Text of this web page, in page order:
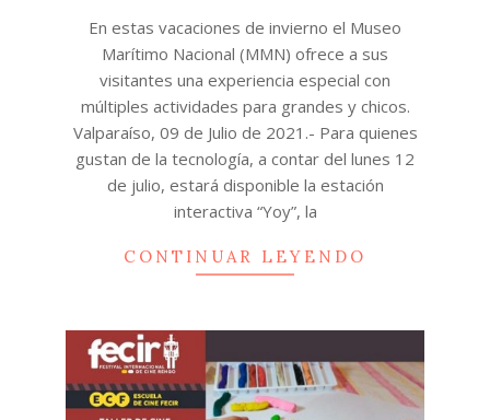
En estas vacaciones de invierno el Museo
Marítimo Nacional (MMN) ofrece a sus
visitantes una experiencia especial con
múltiples actividades para grandes y chicos.
Valparaíso, 09 de Julio de 2021.- Para quienes
gustan de la tecnología, a contar del lunes 12
de julio, estará disponible la estación
interactiva “Yoy”, la
CONTINUAR LEYENDO